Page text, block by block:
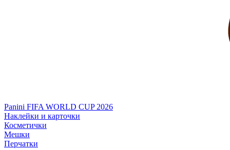
Panini FIFA WORLD CUP 2026
Наклейки и карточки
Косметички
Мешки
Перчатки